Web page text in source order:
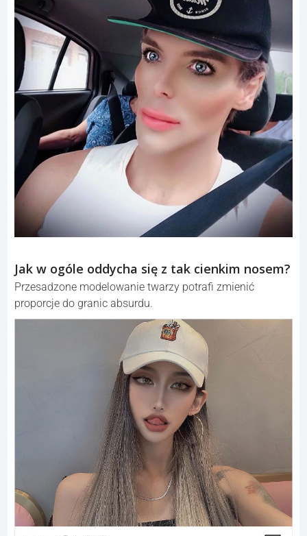
Jak w ogóle oddycha się z tak cienkim nosem?
Przesadzone modelowanie twarzy potrafi zmienić
proporcje do granic absurdu.